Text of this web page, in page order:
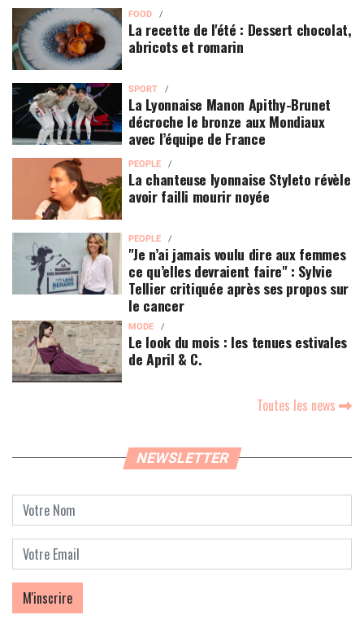
FOOD
La recette de l'été : Dessert chocolat,
abricots et romarin
SPORT
La Lyonnaise Manon Apithy-Brunet
décroche le bronze aux Mondiaux
avec l’équipe de France
PEOPLE
La chanteuse lyonnaise Styleto révèle
avoir failli mourir noyée
PEOPLE
"Je n’ai jamais voulu dire aux femmes
ce qu’elles devraient faire" : Sylvie
Tellier critiquée après ses propos sur
le cancer
MODE
Le look du mois : les tenues estivales
de April & C.
Toutes les news
NEWSLETTER